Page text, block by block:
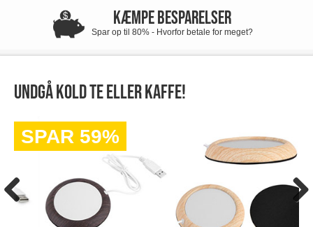
KÆMPE BESPARELSER
Spar op til 80% - Hvorfor betale for meget?
Undgå kold te eller kaffe!
SPAR 59%